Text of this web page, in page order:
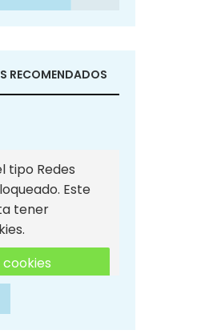
RECOMENDADOS
tipo Redes
Este
tener
de Redes